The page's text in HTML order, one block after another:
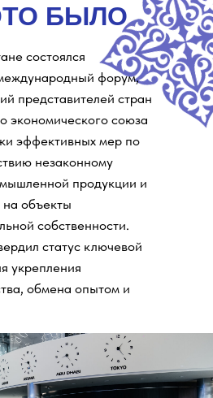
БЫЛО
состоялся
форум,
представителей стран
экономического союза
эффективных мер по
незаконному
продукции и
объекты
собственности.
статус ключевой
укрепления
обмена опытом и